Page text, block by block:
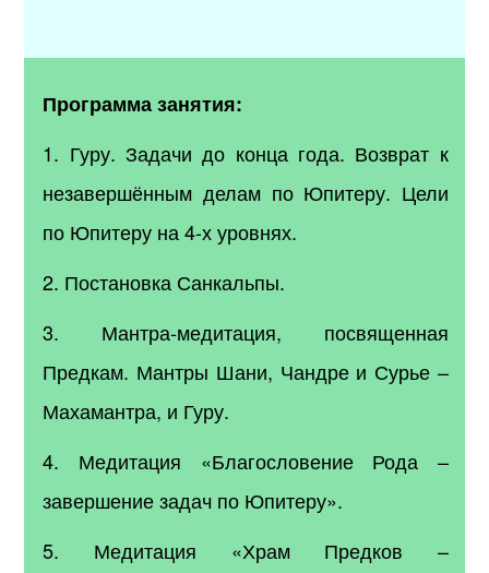
Программа занятия:
1. Гуру. Задачи до конца года. Возврат к
незавершённым делам по Юпитеру. Цели
по Юпитеру на 4-х уровнях.
2. Постановка Санкальпы.
3. Мантра-медитация, посвященная
Предкам. Мантры Шани, Чандре и Сурье –
Махамантра, и Гуру.
4. Медитация «Благословение Рода –
завершение задач по Юпитеру».
5. Медитация «Храм Предков –